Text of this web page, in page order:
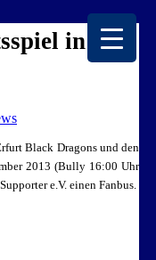
in
Black Dragons und den
2013 (Bully 16:00 Uhr
e.V. einen Fanbus.